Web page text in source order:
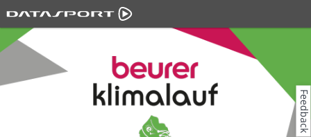
Feedback